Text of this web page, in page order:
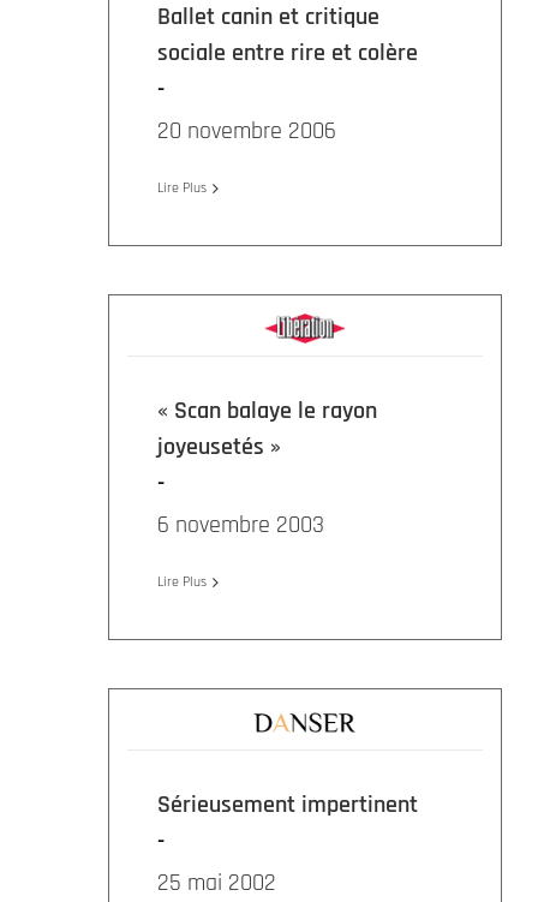
Ballet canin et critique
sociale entre rire et colère
20 novembre 2006
Lire Plus
« Scan balaye le rayon
joyeusetés »
6 novembre 2003
Lire Plus
Sérieusement impertinent
25 mai 2002